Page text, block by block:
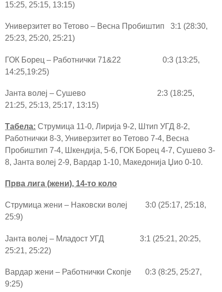
15:25, 25:15, 13:15)
Универзитет во Тетово – Весна Пробиштип 3:1 (28:30,
25:23, 25:20, 25:21)
ГОК Борец – Работнички 71&22 0:3 (13:25,
14:25,19:25)
Јанта волеј – Сушево 2:3 (18:25,
21:25, 25:13, 25:17, 13:15)
Табела: Струмица 11-0, Лирија 9-2, Штип УГД 8-2,
Работнички 8-3, Универзитет во Тетово 7-4, Весна
Пробиштип 7-4, Шкендија, 5-6, ГОК Борец 4-7, Сушево 3-
8, Јанта волеј 2-9, Вардар 1-10, Македонија Џио 0-10.
Прва лига (жени), 14-то коло
Струмица жени – Наковски волеј 3:0 (25:17, 25:18,
25:9)
Јанта волеј – Младост УГД 3:1 (25:21, 20:25,
25:21, 25:22)
Вардар жени – Работнички Скопје 0:3 (8:25, 25:27,
9:25)